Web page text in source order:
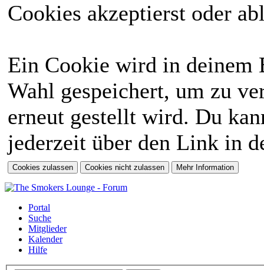
Cookies akzeptierst oder
Ein Cookie wird in deinem
Wahl gespeichert, um zu
erneut gestellt wird. Du
jederzeit über den Link in
Portal
Suche
Mitglieder
Kalender
Hilfe